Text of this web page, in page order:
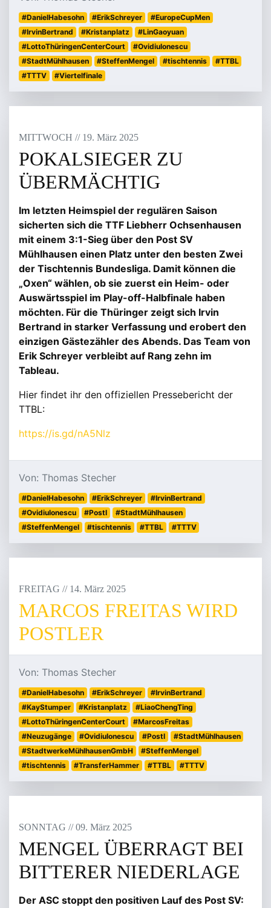
#DanielHabesohn #ErikSchreyer
#EuropeCupMen
#IrvinBertrand
#Kristanplatz
#LinGaoyuan
#LottoThüringenCenterCourt
#OvidiuIonescu
#StadtMühlhausen
#SteffenMengel #tischtennis
#TTBL
#TTTV
#Viertelfinale
MITTWOCH // 19. März 2025
POKALSIEGER ZU
ÜBERMÄCHTIG
Im letzten Heimspiel der regulären Saison
sicherten sich die TTF Liebherr Ochsenhausen
mit einem 3:1-Sieg über den Post SV
Mühlhausen einen Platz unter den besten Zwei
der Tischtennis Bundesliga. Damit können die
„Oxen“ wählen, ob sie zuerst ein Heim- oder
Auswärtsspiel im Play-off-Halbfinale haben
möchten. Für die Thüringer zeigt sich Irvin
Bertrand in starker Verfassung und erobert den
einzigen Gästezähler des Abends. Das Team von
Erik Schreyer verbleibt auf Rang zehn im
Tableau.
Hier findet ihr den offiziellen Pressebericht der
TTBL:
https://is.gd/nA5Nlz
Von: Thomas Stecher
#DanielHabesohn #ErikSchreyer
#IrvinBertrand
#OvidiuIonescu
#PostI
#StadtMühlhausen
#SteffenMengel
#tischtennis #TTBL #TTTV
FREITAG // 14. März 2025
MARCOS FREITAS WIRD
POSTLER
Von: Thomas Stecher
#DanielHabesohn #ErikSchreyer
#IrvinBertrand
#KayStumper
#Kristanplatz
#LiaoChengTing
#LottoThüringenCenterCourt
#MarcosFreitas
#Neuzugänge
#OvidiuIonescu #PostI
#StadtMühlhausen
#StadtwerkeMühlhausenGmbH
#SteffenMengel
#tischtennis
#TransferHammer #TTBL #TTTV
SONNTAG // 09. März 2025
MENGEL ÜBERRAGT BEI
BITTERER NIEDERLAGE
Der ASC stoppt den positiven Lauf des Post SV: